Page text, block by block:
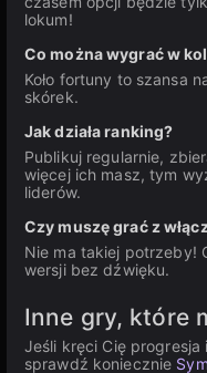
lokum!
Co można wygrać w
Koło fortuny to szansa
skórek.
Jak działa ranking?
Publikuj regularnie,
więcej ich masz, tym
liderów.
Czy muszę grać z
Nie ma takiej potrzeby!
wersji bez dźwięku.
Inne gry, które
Jeśli kręci Cię
sprawdź koniecznie